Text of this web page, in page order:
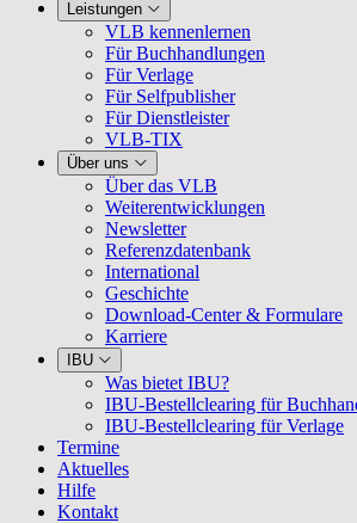
Leistungen
VLB kennenlernen
Für Buchhandlungen
Für Verlage
Für Selfpublisher
Für Dienstleister
VLB-TIX
Über uns
Über das VLB
Weiterentwicklungen
Newsletter
Referenzdatenbank
International
Geschichte
Download-Center & Formulare
Karriere
IBU
Was bietet IBU?
IBU-Bestellclearing für
IBU-Bestellclearing für Verlage
Termine
Aktuelles
Hilfe
Kontakt